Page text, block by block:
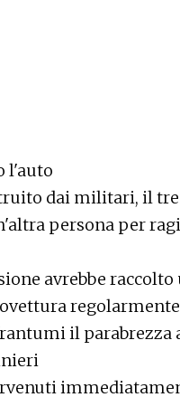
l'auto
dai militari, il
persona per
avrebbe
il parabrezza